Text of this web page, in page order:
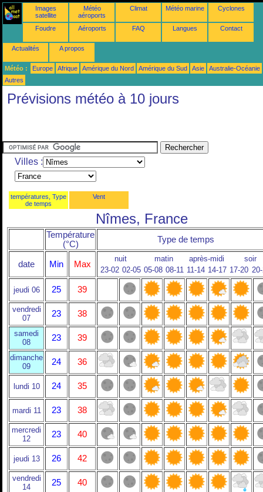
Images
satellite
Météo
aéroports
Climat Météo marine Cyclones
Foudre Aéroports FAQ Langues Contact
Actualités A propos
Météo : Europe Afrique Amérique du Nord Amérique du Sud Asie
Australie-Océanie
Autres
Prévisions météo à 10 jours
Villes :
températures, Type
de temps
Vent
Nîmes, France
Température
(°C)
Type de temps
date Min Max
nuit matin après-midi
soir
23-02 02-05 05-08 08-11 11-14 14-17 17-20
jeudi 06 25 39
vendredi
07
23 38
samedi
08
23 39
dimanche
09
24 36
lundi 10 24 35
mardi 11 23 38
mercredi
12
23 40
jeudi 13 26 42
vendredi
14
25
40